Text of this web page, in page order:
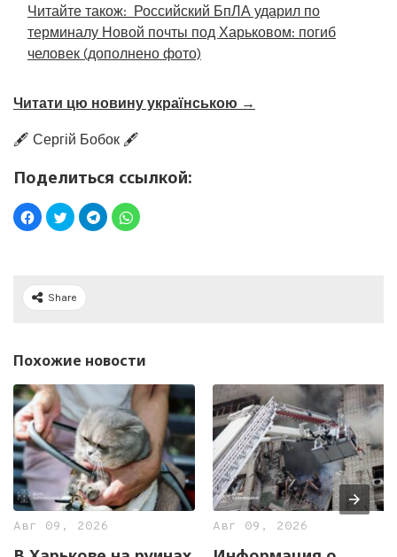
Читайте також: Российский БпЛА ударил по
терминалу Новой почты под Харьковом: погиб
человек (дополнено фото)
Читати цю новину українською →
🖋️ Сергій Бобок 🖋️
Поделиться ссылкой:
Share
Похожие новости
Авг 09, 2026 Авг 09, 2026